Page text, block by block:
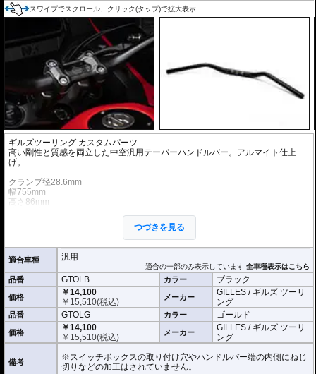
スワイプでスクロール、クリック(タップ)で拡大表示
ギルズツーリング カスタムパーツ
高い剛性と質感を両立した中空汎用テーパーハンドルバー。アルマイト仕上
げ。
クランプ径28.6mm
幅755mm
高さ86mm
※商品は汎用品です。ご購入の前に必ず寸法図をご確認いただき、商品の形状
をお確かめください。
※商品は汎用品ですが、一部車種はメーカーで取付の確認がされています。
つづきを見る
適合車種 汎用
適合の一部のみ表示しています全車種表示はこちら
品番 GTOLB カラー ブラック
価格
￥14,100
￥ 15,510(税込) メーカー
GILLES / ギルズ ツーリ
ング
品番 GTOLG カラー ゴールド
価格
￥14,100
￥ 15,510(税込) メーカー
GILLES / ギルズ ツーリ
ング
備考
※スイッチボックスの取り付け穴やハンドルバー端の内側にねじ
切りなどの加工はされていません。